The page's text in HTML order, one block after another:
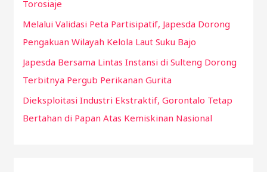
Torosiaje
Melalui Validasi Peta Partisipatif, Japesda Dorong
Pengakuan Wilayah Kelola Laut Suku Bajo
Japesda Bersama Lintas Instansi di Sulteng Dorong
Terbitnya Pergub Perikanan Gurita
Dieksploitasi Industri Ekstraktif, Gorontalo Tetap
Bertahan di Papan Atas Kemiskinan Nasional